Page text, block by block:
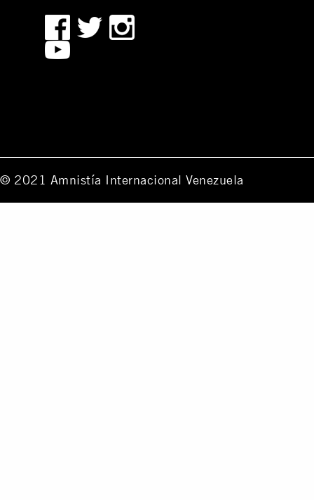
© 2021 Amnistía Internacional Venezuela